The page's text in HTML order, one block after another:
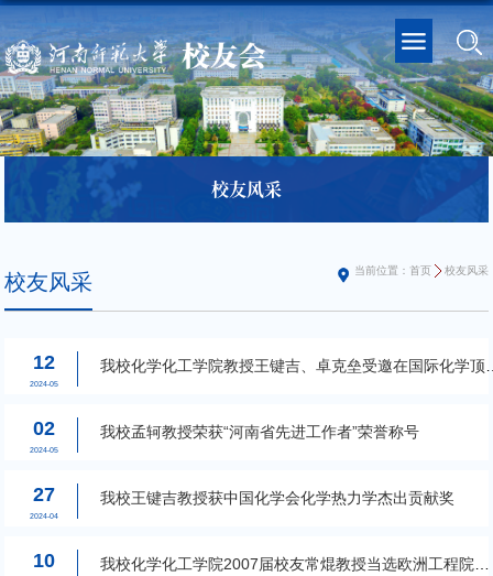
校友风采
当前位置： 首页 校友风采
校友风采
12
2024-05
我校化学化工学院教授王键吉、卓克垒受邀在国际化学顶
02
2024-05
我校孟轲教授荣获“河南省先进工作者”荣誉称号
27
2024-04
我校王键吉教授获中国化学会化学热力学杰出贡献奖
10
我校化学化工学院2007届校友常焜教授当选欧洲工程院院